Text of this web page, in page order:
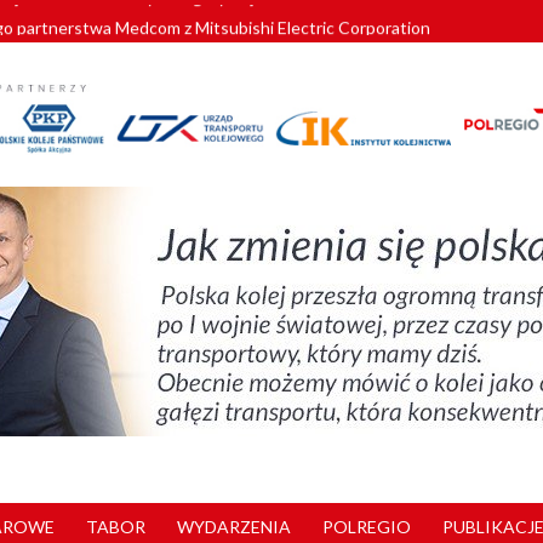
partnerstwa Medcom z Mitsubishi Electric Corporation
znów szuka dostawcy nowych EZT
kolejowych w północnej Wielkopolsce. Łatwiejsze dojazdy do pracy i
nowe standardy kategoryzacji dworców
TABOR WYDARZENIA POLREGIO